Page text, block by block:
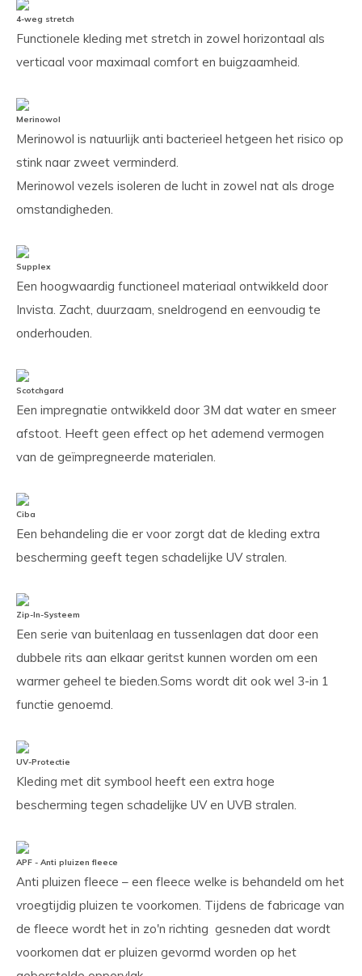
4-weg stretch
Functionele kleding met stretch in zowel horizontaal als
verticaal voor maximaal comfort en buigzaamheid.
Merinowol
Merinowol is natuurlijk anti bacterieel hetgeen het risico op
stink naar zweet verminderd.
Merinowol vezels isoleren de lucht in zowel nat als droge
omstandigheden.
Supplex
Een hoogwaardig functioneel materiaal ontwikkeld door
Invista. Zacht, duurzaam, sneldrogend en eenvoudig te
onderhouden.
Scotchgard
Een impregnatie ontwikkeld door 3M dat water en smeer
afstoot. Heeft geen effect op het ademend vermogen
van de geïmpregneerde materialen.
Ciba
Een behandeling die er voor zorgt dat de kleding extra
bescherming geeft tegen schadelijke UV stralen.
Zip-In-Systeem
Een serie van buitenlaag en tussenlagen dat door een
dubbele rits aan elkaar geritst kunnen worden om een
warmer geheel te bieden.Soms wordt dit ook wel 3-in 1
functie genoemd.
UV-Protectie
Kleding met dit symbool heeft een extra hoge
bescherming tegen schadelijke UV en UVB stralen.
APF - Anti pluizen fleece
Anti pluizen fleece – een fleece welke is behandeld om het
vroegtijdig pluizen te voorkomen. Tijdens de fabricage van
de fleece wordt het in zo'n richting gesneden dat wordt
voorkomen dat er pluizen gevormd worden op het